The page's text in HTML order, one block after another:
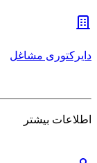
دایرکتوری مشاغل
اطلاعات بیشتر